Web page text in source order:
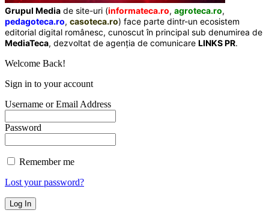
Grupul Media de site-uri (informateca.ro, agroteca.ro,
pedagoteca.ro, casoteca.ro) face parte dintr-un ecosistem
editorial digital românesc, cunoscut în principal sub denumirea de
MediaTeca, dezvoltat de agenția de comunicare LINKS PR.
Welcome Back!
Sign in to your account
Username or Email Address
Password
Remember me
Lost your password?